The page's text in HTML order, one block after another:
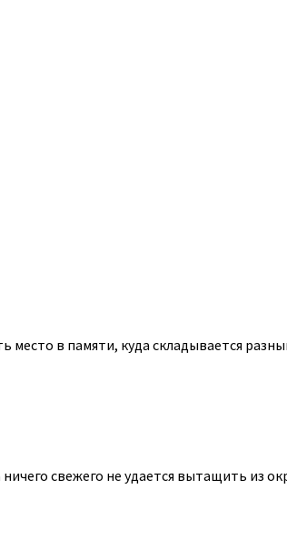
в памяти, куда складывается
свежего не удается вытащить из